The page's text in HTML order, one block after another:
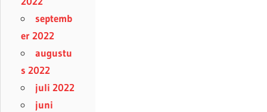
septemb
er 2022
augustu
s 2022
juli 2022
juni